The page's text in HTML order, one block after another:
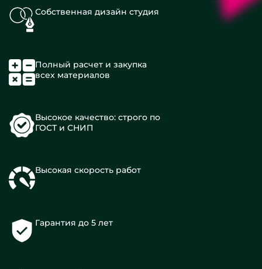
Собственная дизайн студия
Полный расчет и закупка
всех материалов
Высокое качество: строго по
ГОСТ и СНИП
Высокая скорость работ
Гарантия до 5 лет